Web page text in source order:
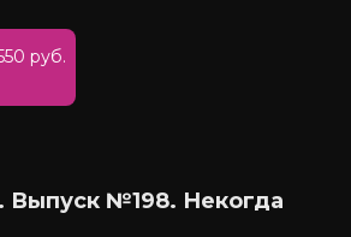
руб.
Выпуск №198. Некогда